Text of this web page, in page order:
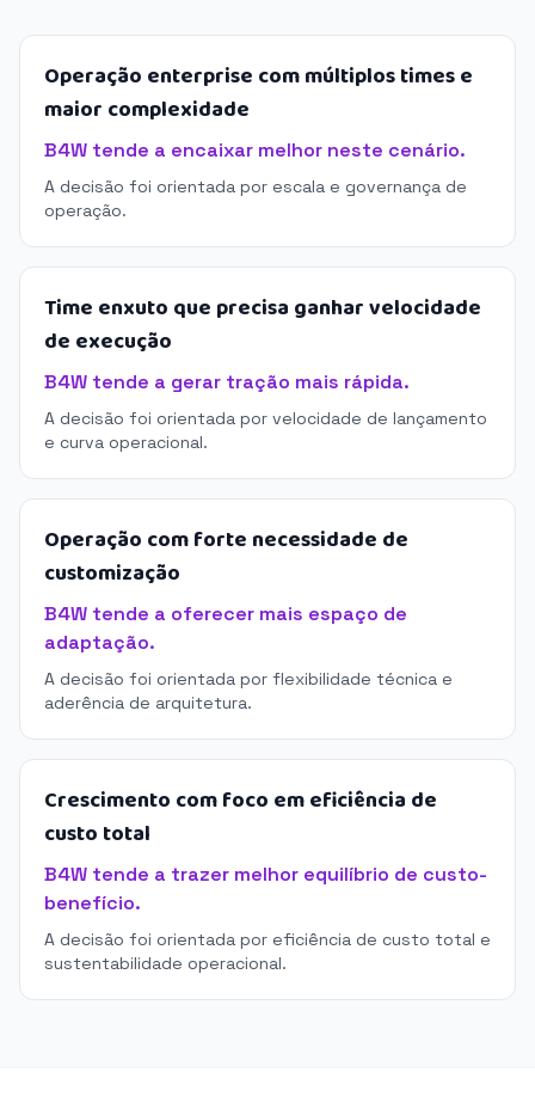
Operação enterprise com múltiplos times e
maior complexidade
B4W tende a encaixar melhor neste cenário.
A decisão foi orientada por escala e governança de
operação.
Time enxuto que precisa ganhar velocidade
de execução
B4W tende a gerar tração mais rápida.
A decisão foi orientada por velocidade de lançamento
e curva operacional.
Operação com forte necessidade de
customização
B4W tende a oferecer mais espaço de
adaptação.
A decisão foi orientada por flexibilidade técnica e
aderência de arquitetura.
Crescimento com foco em eficiência de
custo total
B4W tende a trazer melhor equilíbrio de custo-
benefício.
A decisão foi orientada por eficiência de custo total e
sustentabilidade operacional.